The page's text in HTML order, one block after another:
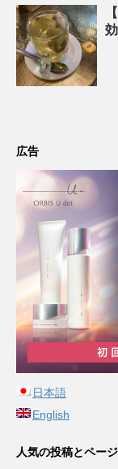
広告
日本語
English
人気の投稿とページ